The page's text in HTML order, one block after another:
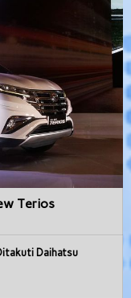
Terios
Daihatsu